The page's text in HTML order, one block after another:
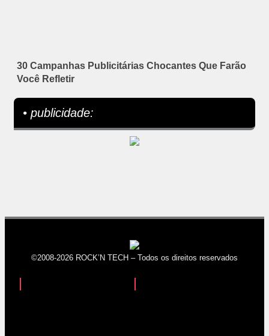
30 Campanhas Publicitárias Chocantes Que Farão
Você Refletir
• publicidade:
©2008-2026 ROCK’N TECH – Todos os direitos reservados